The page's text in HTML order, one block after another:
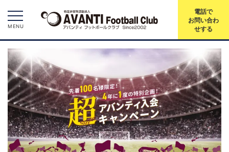
MENU
電話で
お問い合わ
せする